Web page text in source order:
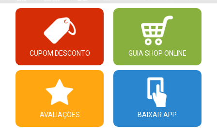
CUPOM DESCONTO GUIA SHOP ONLINE
AVALIAÇÕES BAIXAR APP